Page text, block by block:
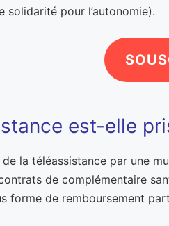
solidarité pour l’autonomie).
est-elle
la téléassistance par une
de complémentaire
forme de remboursement